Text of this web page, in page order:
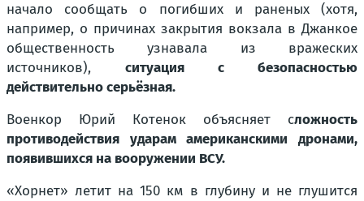
начало сообщать о погибших и раненых (хотя,
например, о причинах закрытия вокзала в Джанкое
общественность узнавала из вражеских
источников), ситуация с безопасностью
действительно серьёзная.
Военкор Юрий Котенок объясняет сложность
противодействия ударам американскими дронами,
появившихся на вооружении ВСУ.
«Хорнет» летит на 150 км в глубину и не глушится